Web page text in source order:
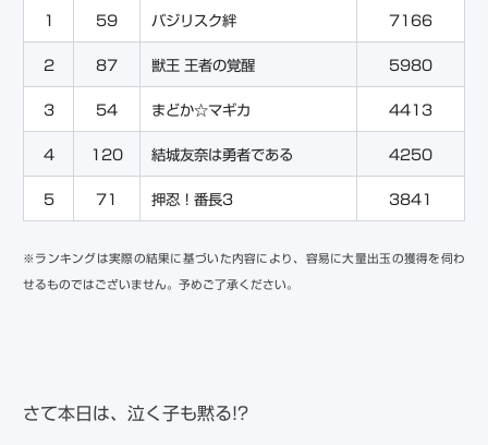
1 59 バジリスク絆 7166
2 87 獣王 王者の覚醒 5980
3 54 まどか☆マギカ 4413
4 120 結城友奈は勇者である 4250
5 71 押忍！番長3 3841
※ランキングは実際の結果に基づいた内容により、容易に大量出玉の獲得を伺わ
せるものではございません。予めご了承ください。
さて本日は、泣く子も黙る!?